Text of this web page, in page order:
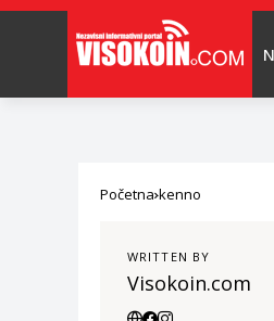
Početna kenno
WRITTEN BY
Visokoin.com